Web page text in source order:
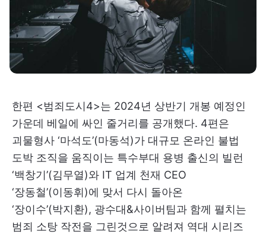
한편 <범죄도시4>는 2024년 상반기 개봉 예정인
가운데 베일에 싸인 줄거리를 공개했다. 4편은
괴물형사 ‘마석도’(마동석)가 대규모 온라인 불법
도박 조직을 움직이는 특수부대 용병 출신의 빌런
‘백창기’(김무열)와 IT 업계 천재 CEO
‘장동철’(이동휘)에 맞서 다시 돌아온
‘장이수’(박지환), 광수대&사이버팀과 함께 펼치는
범죄 소탕 작전을 그린것으로 알려져 역대 시리즈